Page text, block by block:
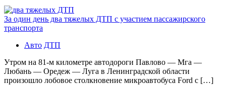
За один день два тяжелых ДТП с участием пассажирского
транспорта
Авто ДТП
Утром на 81-м километре автодороги Павлово — Мга —
Любань — Оредеж — Луга в Ленинградской области
произошло лобовое столкновение микроавтобуса Ford с […]